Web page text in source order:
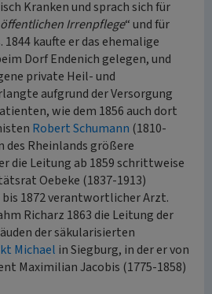
Kranken und sprach sich für
Irrenpflege“ und für
kaufte er das ehemalige
Dorf Endenich gelegen, und
private Heil- und
aufgrund der Versorgung
wie dem 1856 auch dort
Robert Schumann (1810-
des Rheinlands größere
die Leitung ab 1859 schrittweise
Oebeke (1837-1913)
1872 verantwortlicher Arzt.
Richarz 1863 die Leitung der
der säkularisierten
Michael in Siegburg, in der er von
Maximilian Jacobis (1775-1858)